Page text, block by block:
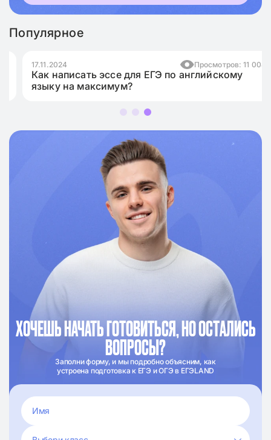
ХОЧЕШЬ НАЧАТЬ ГОТОВИТЬСЯ, НО ОСТАЛИСЬ
ВОПРОСЫ?
Заполни форму, и мы подробно объясним, как
устроена подготовка к ЕГЭ и ОГЭ в ЕГЭLAND
Популярное
17.11.2024 Просмотров: 11 008
Как написать эссе для ЕГЭ по английскому
языку на максимум?